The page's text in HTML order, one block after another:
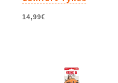
14,99€